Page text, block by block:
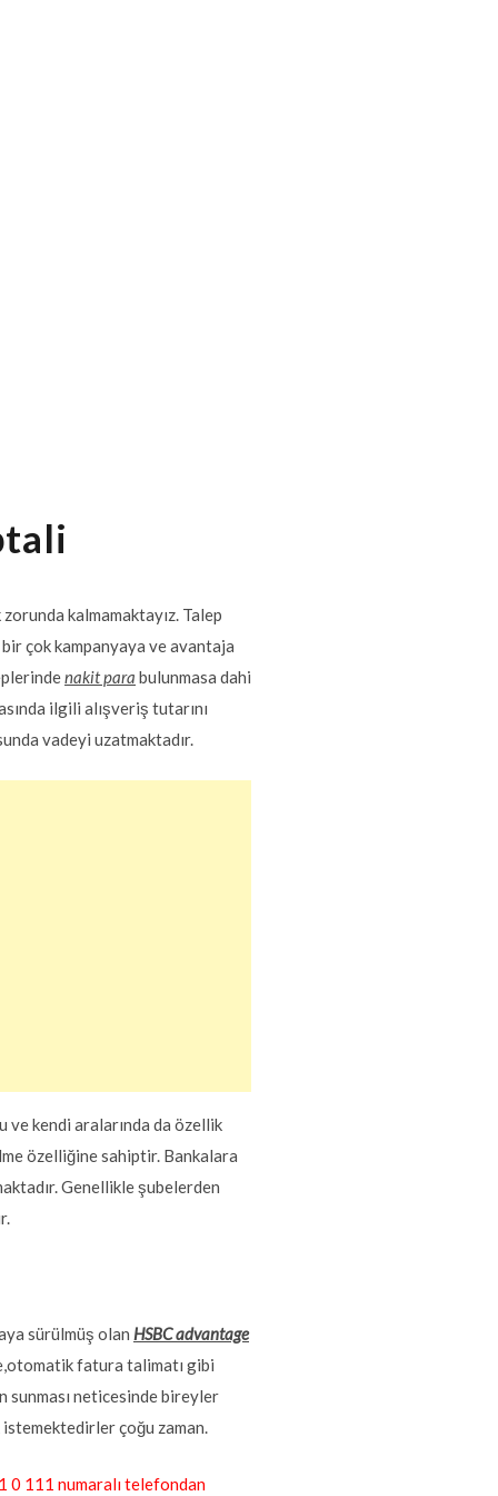
kalmamaktayız. Talep
çok kampanyaya ve avantaja
nakit para bulunmasa dahi
ilgili alışveriş tutarını
vadeyi uzatmaktadır.
ve kendi aralarında da özellik
özelliğine sahiptir. Bankalara
Genellikle şubelerden
sürülmüş olan HSBC advantage
fatura talimatı gibi
sunması neticesinde bireyler
çoğu zaman.
0 111 numaralı telefondan